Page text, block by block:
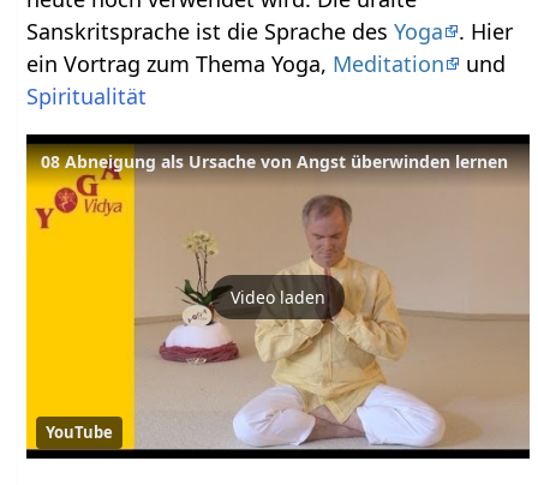
Sanskritsprache ist die Sprache desYoga
. Hier
ein Vortrag zum Thema Yoga, Meditation
und
Spiritualität
08 Abneigung als Ursache von Angst überwinden lernen
Video laden
YouTube